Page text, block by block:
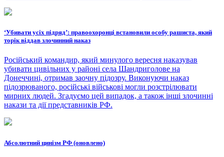
‘Убивати усіх підряд’: правоохоронці встановили особу рашиста, який
торік віддав злочинний наказ
Російський командир, який минулого вересня наказував
убивати цивільних у районі села Шандриголове на
Донеччині, отримав заочну підозру. Виконуючи наказ
підозрюваного, російські військові могли розстрілювати
мирних людей. Згадуємо цей випадок, а також інші злочинні
накази та дії представників РФ.
Абсолютний цинізм РФ (оновлено)